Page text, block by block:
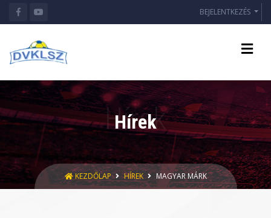
BEJELENTKEZÉS
Hírek
KEZDŐLAP HÍREK MAGYAR MÁRK